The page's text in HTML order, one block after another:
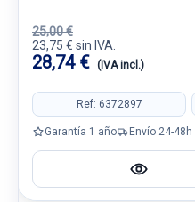
25,00 €
23,75 € sin IVA.
28,74 € (IVA incl.)
Ref: 6372897
Garantía 1 año Envío 24-48h